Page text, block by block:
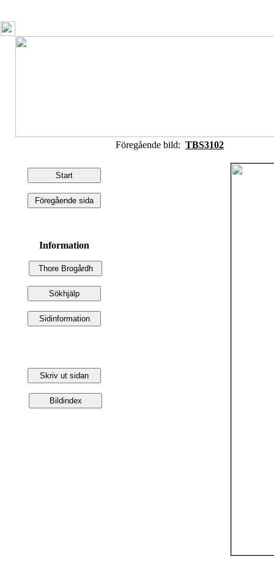
Information
Föregående bild: TBS3102